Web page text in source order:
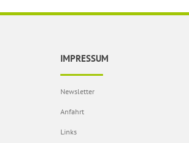
IMPRESSUM
Newsletter
Anfahrt
Links